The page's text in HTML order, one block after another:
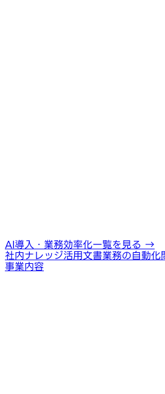
AI導入・業務効率化一覧を見る →
社内ナレッジ活用文書業務の自動化
事業内容